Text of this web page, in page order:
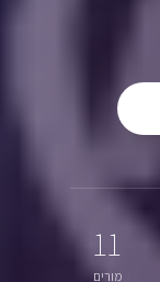
11
מורים